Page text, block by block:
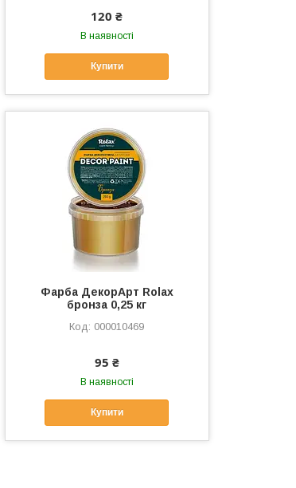
120 ₴
В наявності
Купити
Фарба ДекорАрт Rolax
бронза 0,25 кг
000010469
95 ₴
В наявності
Купити